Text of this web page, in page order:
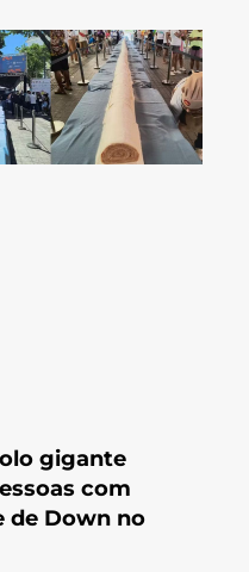
gigante
com
de Down no